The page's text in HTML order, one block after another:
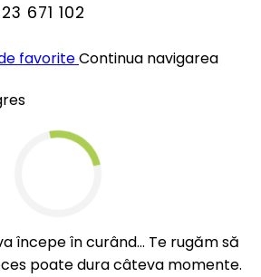
671 102
favoriteContinua navigarea
începe în curând... Te rugăm să
poate dura câteva momente.